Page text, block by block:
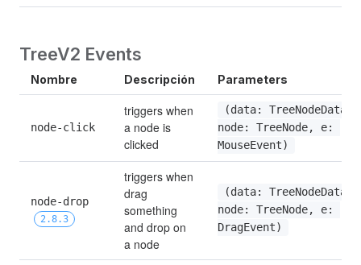
TreeV2 Events
Nombre Descripción Parameters
node-click
triggers when
a node is
clicked
(data: TreeNodeData,
node: TreeNode, e:
MouseEvent)
node-drop
2.8.3
triggers when
drag
something
and drop on
a node
(data: TreeNodeData,
node: TreeNode, e:
DragEvent)